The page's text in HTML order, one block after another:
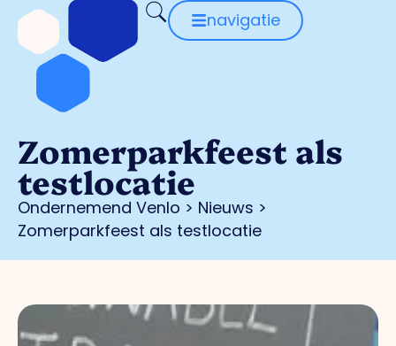
navigatie
Zomerparkfeest als
testlocatie
Ondernemend Venlo > Nieuws >
Zomerparkfeest als testlocatie